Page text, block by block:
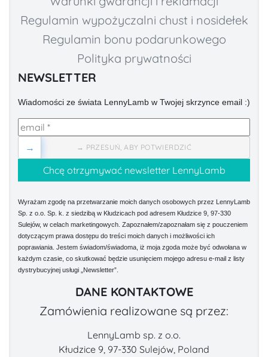
Regulamin wypożyczalni chust i nosidełek
Regulamin bonu podarunkowego
Polityka prywatności
NEWSLETTER
Wiadomości ze świata LennyLamb w Twojej skrzynce email :)
→ PRZESUŃ, ABY POTWIERDZIĆ
→
Wyrażam zgodę na przetwarzanie moich danych osobowych przez LennyLamb
Sp. z o.o. Sp. k. z siedzibą w Kłudzicach pod adresem Kłudzice 9, 97-330
Sulejów, w celach marketingowych. Zapoznałem/zapoznałam się z pouczeniem
dotyczącym prawa dostępu do treści moich danych i możliwości ich
poprawiania. Jestem świadom/świadoma, iż moja zgoda może być odwołana w
każdym czasie, co skutkować będzie usunięciem mojego adresu e-mail z listy
dystrybucyjnej usługi „Newsletter”.
DANE KONTAKTOWE
Zamówienia realizowane są przez:
LennyLamb sp. z o.o.
Kłudzice 9, 97-330 Sulejów, Poland